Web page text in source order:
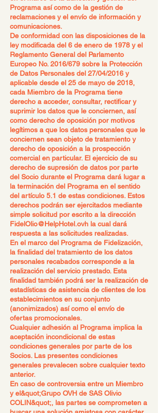
Programa así como de la gestión de
reclamaciones y el envío de información y
comunicaciones.
De conformidad con las disposiciones de la
ley modificada del 6 de enero de 1978 y el
Reglamento General del Parlamento
Europeo No. 2016/679 sobre la Protección
de Datos Personales del 27/04/2016 y
aplicable desde el 25 de mayo de 2018,
cada Miembro de la Programa tiene
derecho a acceder, consultar, rectificar y
suprimir los datos que le conciernen, así
como derecho de oposición por motivos
legítimos a que los datos personales que le
conciernen sean objeto de tratamiento y
derecho de oposición a la prospección
comercial en particular. El ejercicio de su
derecho de supresión de datos por parte
del Socio durante el Programa dará lugar a
la terminación del Programa en el sentido
del artículo 5.1 de estas condiciones. Estos
derechos podrán ser ejercitados mediante
simple solicitud por escrito a la dirección
FidelOlio@HelpHotel.ovh la cual dará
respuesta a las solicitudes realizadas.
En el marco del Programa de Fidelización,
la finalidad del tratamiento de los datos
personales recabados corresponde a la
realización del servicio prestado. Esta
finalidad también podrá ser la realización de
estadísticas de asistencia de clientes de los
establecimientos en su conjunto
(anonimizados) así como el envío de
ofertas promocionales.
Cualquier adhesión al Programa implica la
aceptación incondicional de estas
condiciones generales por parte de los
Socios. Las presentes condiciones
generales prevalecen sobre cualquier texto
anterior.
En caso de controversia entre un Miembro
y el&quot;Grupo OVH de SAS Olivio
COLIN&quot;, las partes se comprometen a